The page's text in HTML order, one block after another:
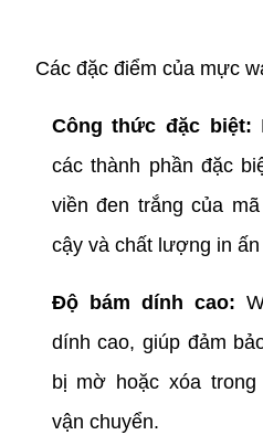
Các đặc điểm của mực
Công thức đặc biệt:
các thành phần đặc
viền đen trắng của
cậy và chất lượng in ấn
Độ bám dính cao:
dính cao, giúp đảm
bị mờ hoặc xóa
vận chuyển.